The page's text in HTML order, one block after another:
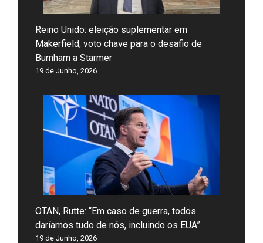
Reino Unido: eleição suplementar em
Makerfield, voto chave para o desafio de
Burnham a Starmer
19 de Junho, 2026
OTAN, Rutte: “Em caso de guerra, todos
daríamos tudo de nós, incluindo os EUA”
19 de Junho, 2026